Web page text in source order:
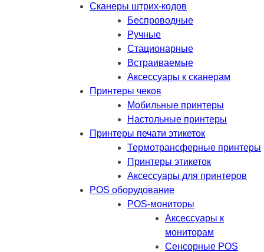
Сканеры штрих-кодов
Беспроводные
Ручные
Стационарные
Встраиваемые
Аксессуары к сканерам
Принтеры чеков
Мобильные принтеры
Настольные принтеры
Принтеры печати этикеток
Термотрансферные принтеры
Принтеры этикеток
Аксессуары для принтеров
POS оборудование
POS-мониторы
Аксессуары к
мониторам
Сенсорные POS